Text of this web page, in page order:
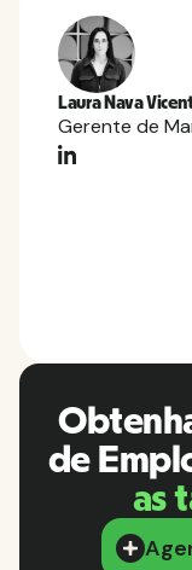
Laura Nava
Gerente de
de
as